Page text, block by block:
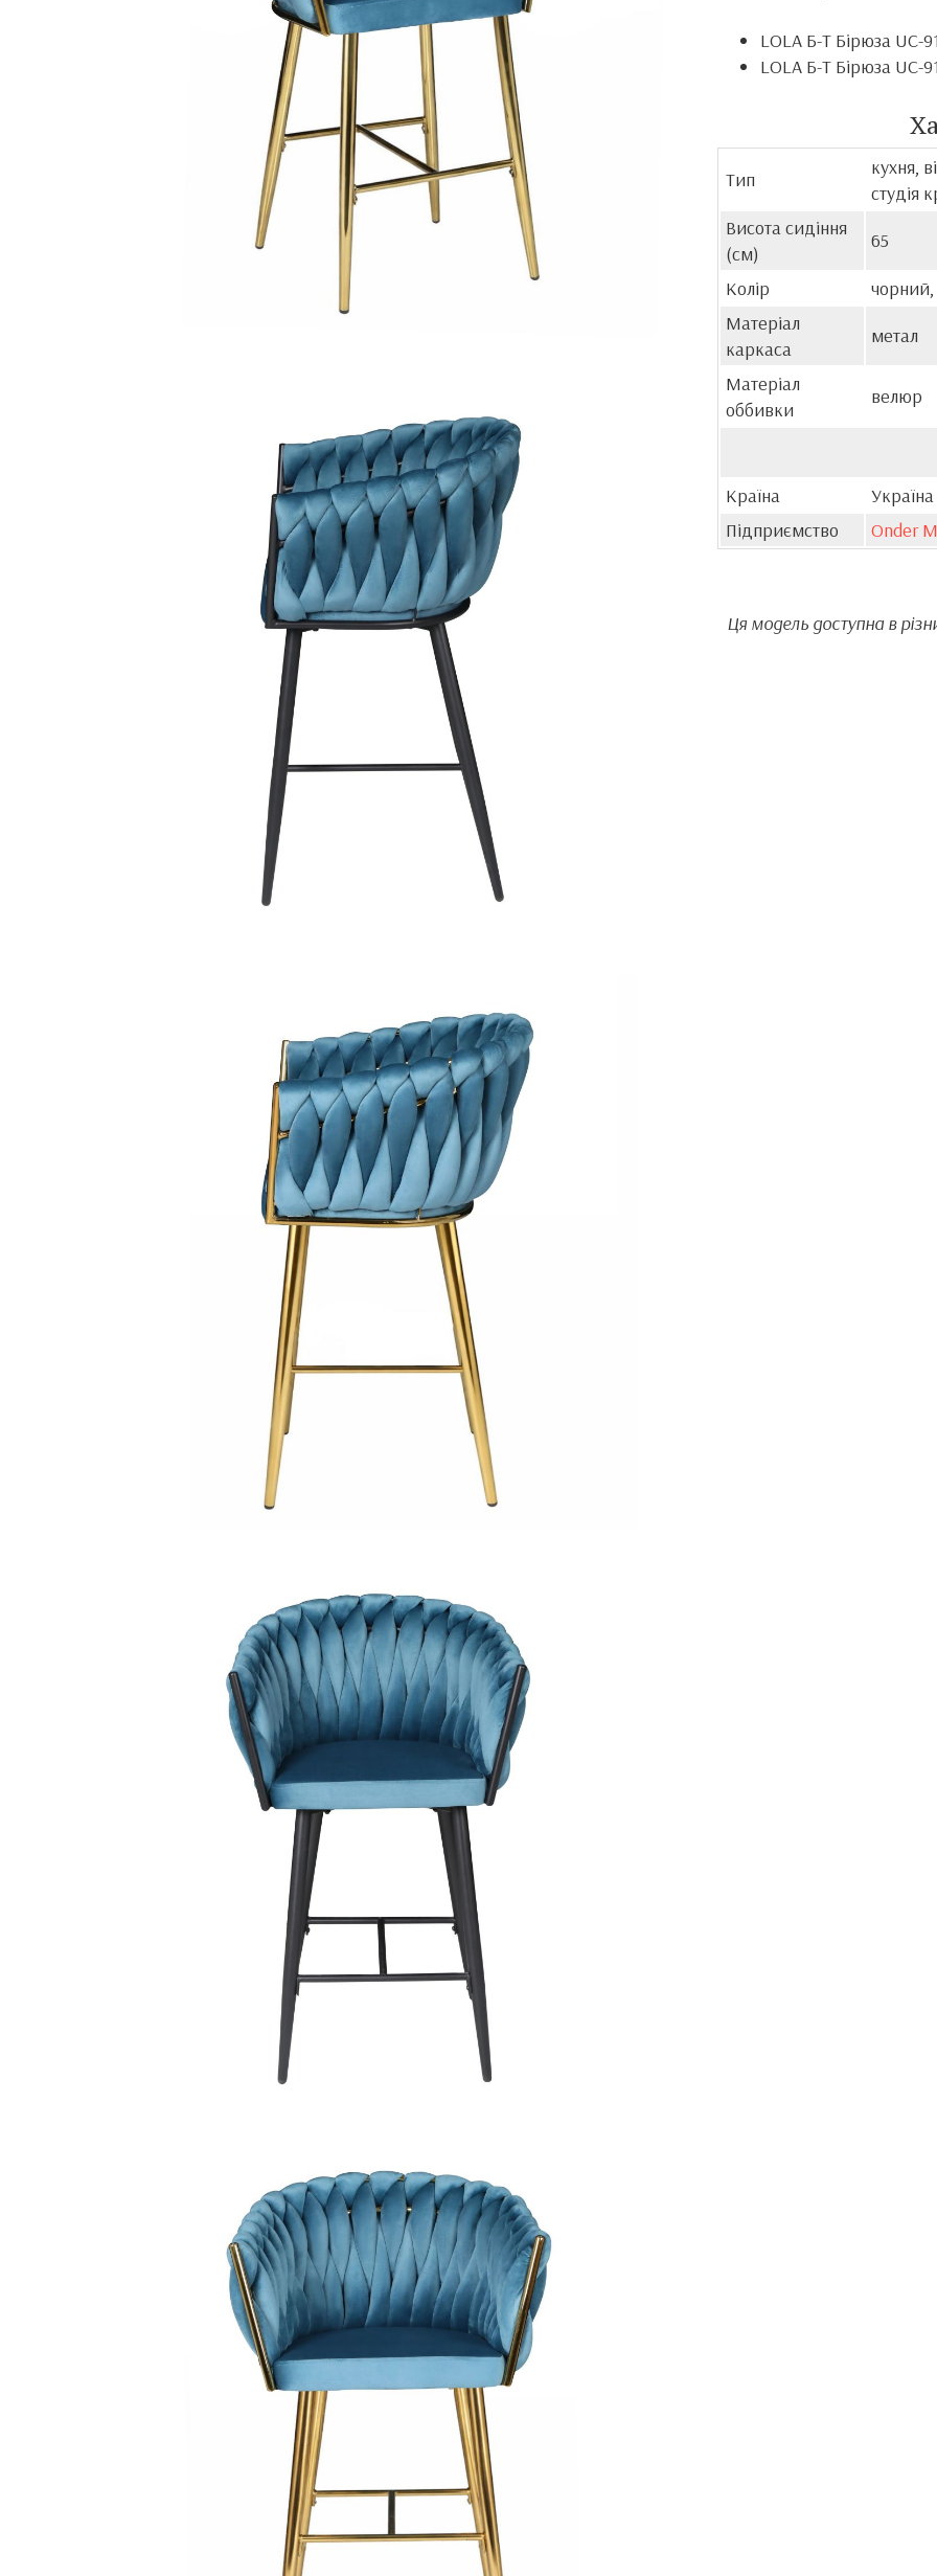
LOLA Б-Т Бірюза UC-
LOLA Б-Т Бірюза UC-
Тип
кухня,
студія
Висота сидіння
(см)
65
Колір
чорний,
Матеріал
каркаса
метал
Матеріал
оббивки
велюр
Країна
Україна
Підприємство
Onder
Ця модель доступна в